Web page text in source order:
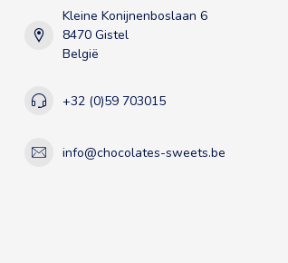
Kleine Konijnenboslaan 6
8470 Gistel
België
+32 (0)59 703015
info@chocolates-sweets.be